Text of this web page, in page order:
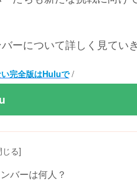
ーについて詳しく見ていき
完全版はHuluで/
バーは何人？